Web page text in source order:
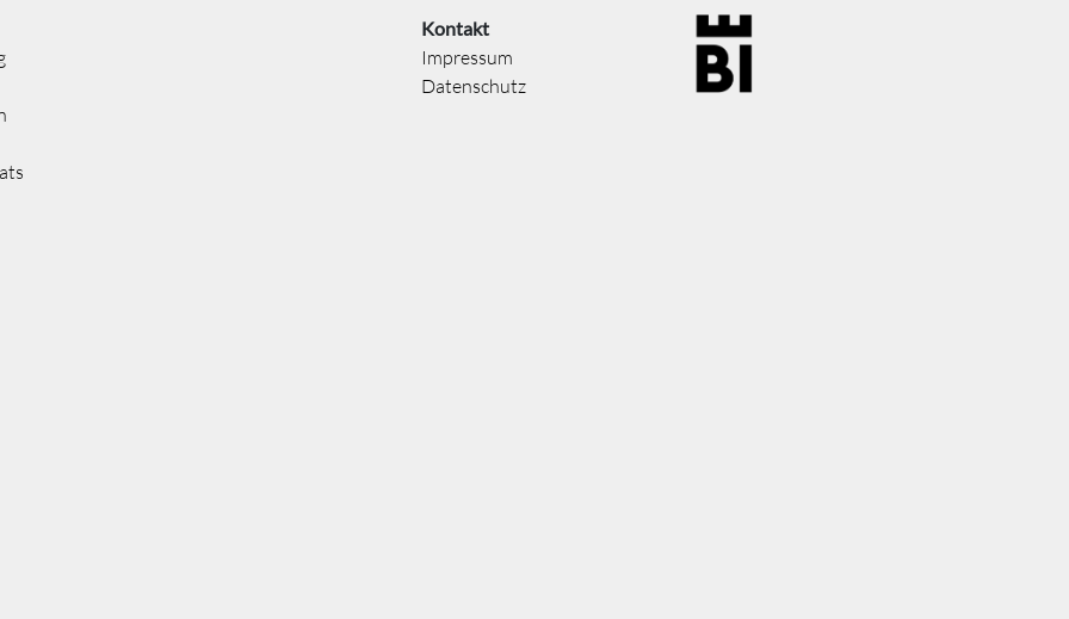
Kontakt
Impressum
Datenschutz